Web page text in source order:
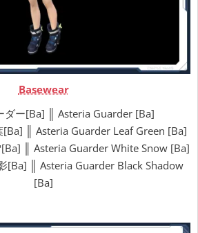
Basewear
ダー[Ba] ║ Asteria Guarder [Ba]
[Ba] ║ Asteria Guarder Leaf Green [Ba]
║ Asteria Guarder White Snow [Ba]
[Ba] ║ Asteria Guarder Black Shadow
[Ba]